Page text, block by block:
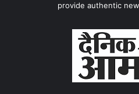
provide authentic